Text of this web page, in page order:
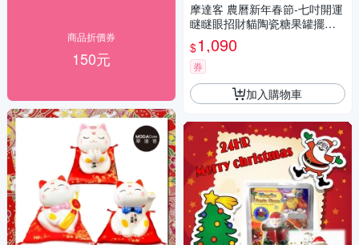
商品折價券
150元
摩達客 農曆新年春節-七吋開運
瞇瞇眼招財貓陶瓷糖果罐擺飾
桌飾(含坐墊)
$1,090
券
加入購物車